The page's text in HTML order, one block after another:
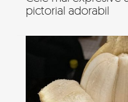
pictorial adorabil